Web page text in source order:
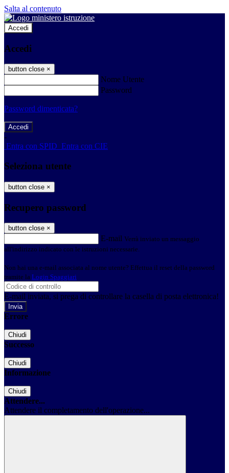
Salta al contenuto
Accedi
Accedi
button close ×
Nome Utente
Password
Password dimenticata?
-
Entra con SPID Entra con CIE
Seleziona utente
button close ×
Recupero password
button close ×
E-mail Verrà inviato un messaggio
all'indirizzo indicato con le istruzioni necessarie.
Non hai una e-mail associata al nome utente? Effettua il reset della password
tramite la Login Spaggiari
E-mail inviata, si prega di controllare la casella di posta elettronica!
Errore
Chiudi
Successo
Chiudi
Informazione
Chiudi
Attendere...
Attendere il completamento dell'operazione...